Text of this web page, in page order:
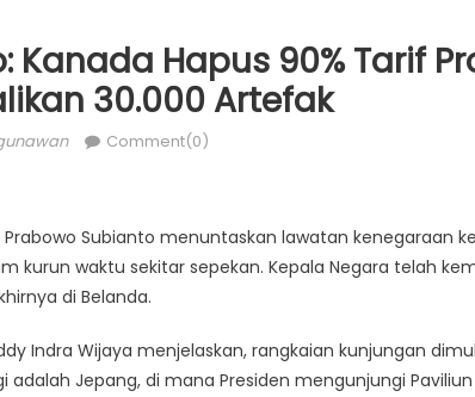
Kanada Hapus 90% Tarif
30.000 Artefak
Comment(0)
Prabowo Subianto menuntaskan lawatan kenegaraan
kurun waktu sekitar sepekan. Kepala Negara telah
di Belanda.
Indra Wijaya menjelaskan, rangkaian kunjungan
Jepang, di mana Presiden mengunjungi Paviliun